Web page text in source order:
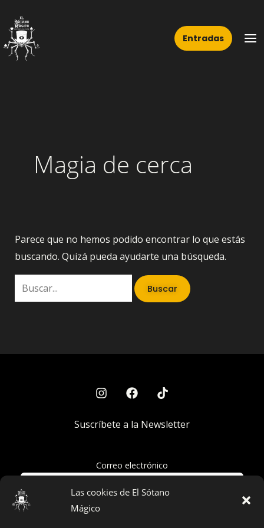
Las cookies de El Sótano
Mágico
contenido
Entradas
Magia de cerca
Parece que no hemos podido encontrar lo que estás
buscando. Quizá pueda ayudarte una búsqueda.
por:
Suscríbete a la Newsletter
Correo electrónico
Acepto la política de privacidad